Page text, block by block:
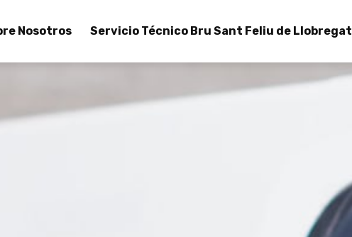
Nosotros Servicio Técnico Bru Sant Feliu de Llobregat